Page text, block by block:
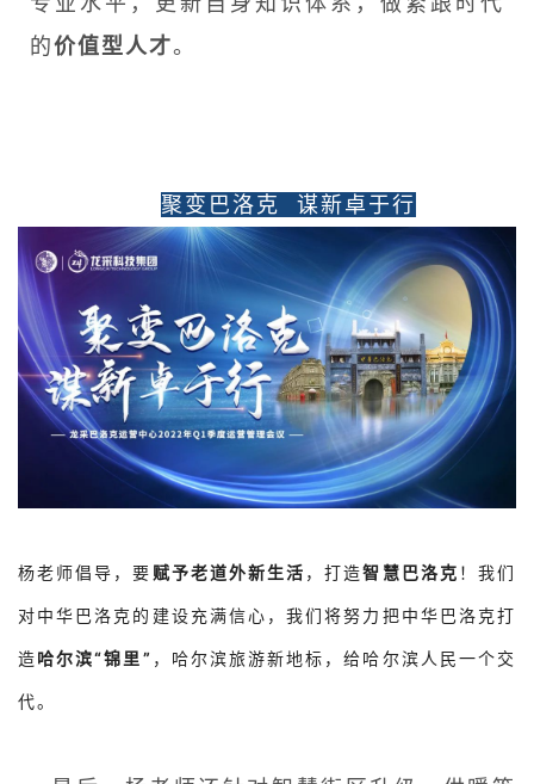
的价值型人才。
聚变巴洛克 谋新卓于行
杨老师倡导，要 赋予老道外新生活 ，打造智慧巴洛克 ！我们
对中华巴洛克的建设充满信心，我们将努力把中华巴洛克打
造哈尔滨“锦里” ，哈尔滨旅游新地标，给哈尔滨人民一个交
代。